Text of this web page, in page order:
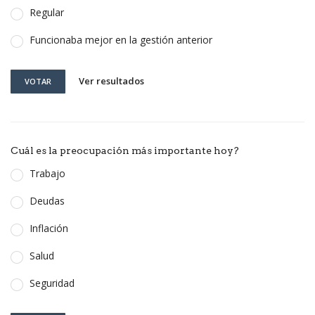
Regular
Funcionaba mejor en la gestión anterior
VOTAR Ver resultados
Cuál es la preocupación más importante hoy?
Trabajo
Deudas
Inflación
Salud
Seguridad